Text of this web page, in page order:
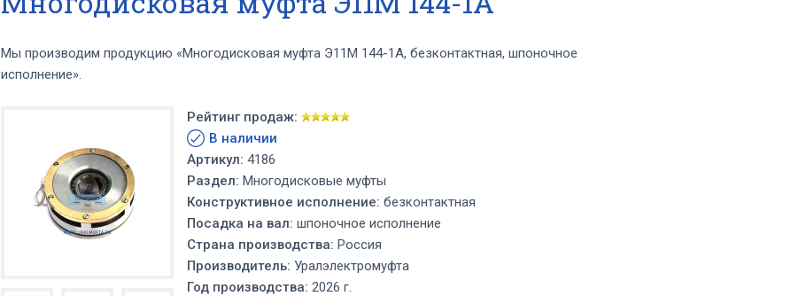
Мы производим продукцию «Многодисковая муфта Э11М 144-1А, безконтактная, шпоночное
исполнение».
Рейтинг продаж:
В наличии
Артикул: 4186
Раздел: Многодисковые муфты
Конструктивное исполнение: безконтактная
Посадка на вал: шпоночное исполнение
Страна производства: Россия
Производитель: Уралэлектромуфта
Год производства: 2026 г.